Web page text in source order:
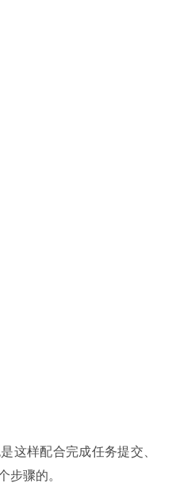
这样配合完成任务提交、
步骤的。